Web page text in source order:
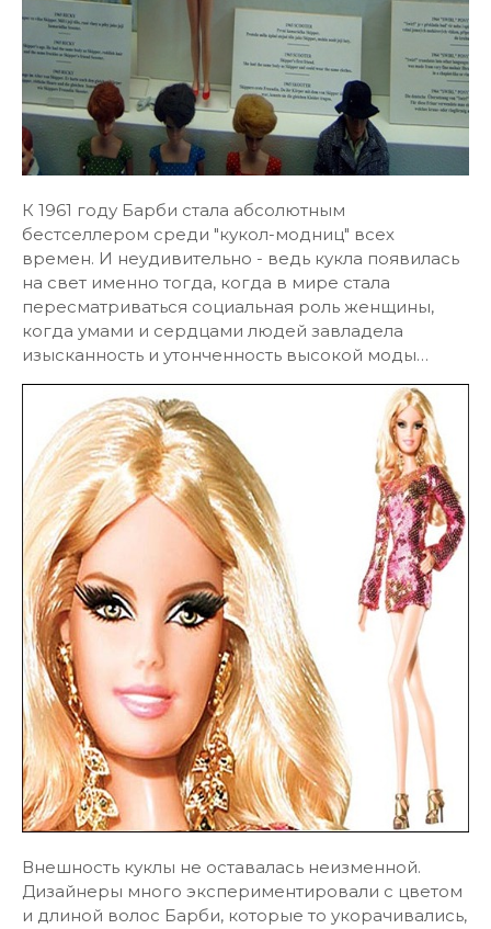
К 1961 году Барби стала абсолютным
бестселлером среди "кукол-модниц" всех
времен. И неудивительно - ведь кукла появилась
на свет именно тогда, когда в мире стала
пересматриваться социальная роль женщины,
когда умами и сердцами людей завладела
изысканность и утонченность высокой моды…
Внешность куклы не оставалась неизменной.
Дизайнеры много экспериментировали с цветом
и длиной волос Барби, которые то укорачивались,